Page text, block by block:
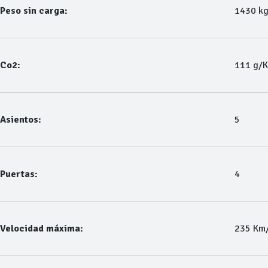
Peso sin carga: 1430 kg
Co2: 111 g/
Asientos: 5
Puertas: 4
Velocidad máxima: 235